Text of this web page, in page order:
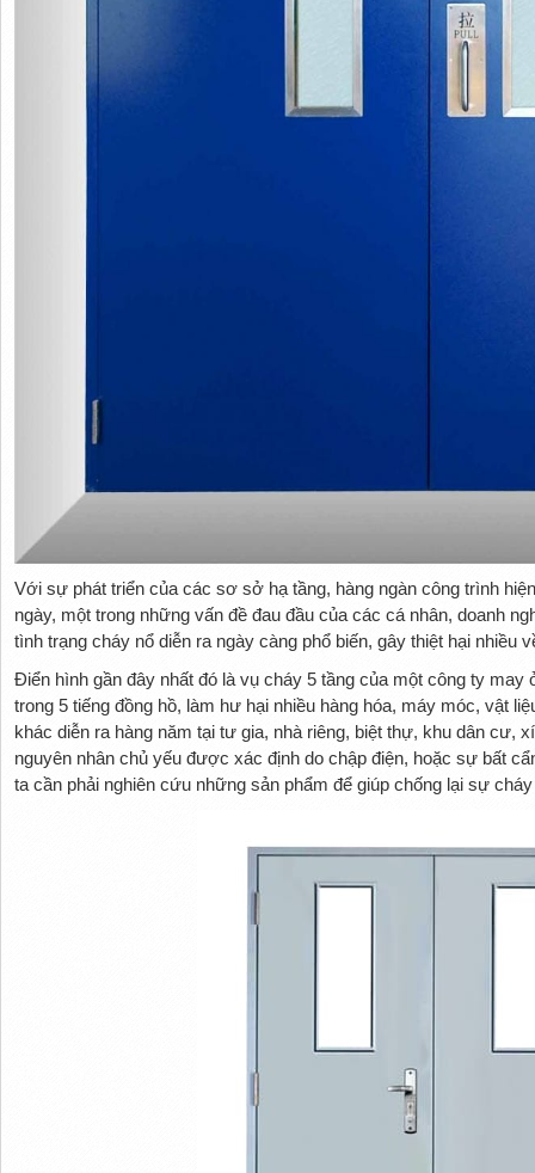
Với sự phát triển của các sơ sở hạ tầng, hàng ngàn công trình
ngày, một trong những vấn đề đau đầu của các cá nhân, doanh
tình trạng cháy nổ diễn ra ngày càng phổ biến, gây thiệt hại nhiều
Điển hình gần đây nhất đó là vụ cháy 5 tầng của một công ty may
trong 5 tiếng đồng hồ, làm hư hại nhiều hàng hóa, máy móc, vật
khác diễn ra hàng năm tại tư gia, nhà riêng, biệt thự, khu dân cư,
nguyên nhân chủ yếu được xác định do chập điện, hoặc sự bất
ta cần phải nghiên cứu những sản phẩm để giúp chống lại sự